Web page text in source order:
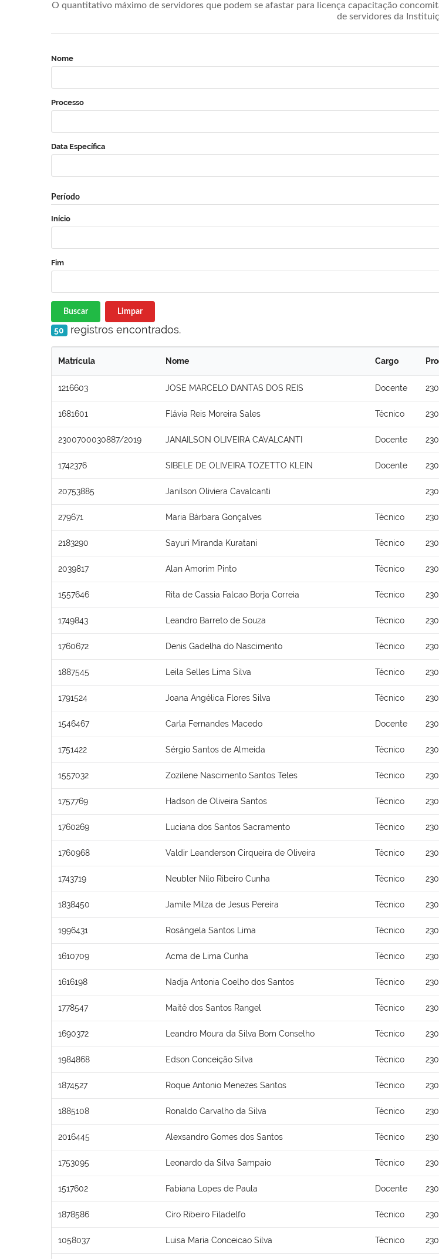
O quantitativo máximo de servidores que podem se afastar para licença capacitação
de servidores da
Nome
Processo
Data Específica
Período
Início
Fim
Buscar Limpar
50 registros encontrados.
Matrícula Nome Cargo
1216603 JOSE MARCELO DANTAS DOS REIS Docente
1681601 Flávia Reis Moreira Sales Técnico
2300700030887/2019 JANAILSON OLIVEIRA CAVALCANTI Docente
1742376 SIBELE DE OLIVEIRA TOZETTO KLEIN Docente
20753885 Janilson Oliviera Cavalcanti
279671 Maria Bárbara Gonçalves Técnico
2183290 Sayuri Miranda Kuratani Técnico
2039817 Alan Amorim Pinto Técnico
1557646 Rita de Cassia Falcao Borja Correia Técnico
1749843 Leandro Barreto de Souza Técnico
1760672 Denis Gadelha do Nascimento Técnico
1887545 Leila Selles Lima Silva Técnico
1791524 Joana Angélica Flores Silva Técnico
1546467 Carla Fernandes Macedo Docente
1751422 Sérgio Santos de Almeida Técnico
1557032 Zozilene Nascimento Santos Teles Técnico
1757769 Hadson de Oliveira Santos Técnico
1760269 Luciana dos Santos Sacramento Técnico
1760968 Valdir Leanderson Cirqueira de Oliveira Técnico
1743719 Neubler Nilo Ribeiro Cunha Técnico
1838450 Jamile Milza de Jesus Pereira Técnico
1996431 Rosângela Santos Lima Técnico
1610709 Acma de Lima Cunha Técnico
1616198 Nadja Antonia Coelho dos Santos Técnico
1778547 Maitê dos Santos Rangel Técnico
1690372 Leandro Moura da Silva Bom Conselho Técnico
1984868 Edson Conceição Silva Técnico
1874527 Roque Antonio Menezes Santos Técnico
1885108 Ronaldo Carvalho da Silva Técnico
2016445 Alexsandro Gomes dos Santos Técnico
1753095 Leonardo da Silva Sampaio Técnico
1517602 Fabiana Lopes de Paula Docente
1878586 Ciro Ribeiro Filadelfo Técnico
1058037 Luisa Maria Conceicao Silva Técnico